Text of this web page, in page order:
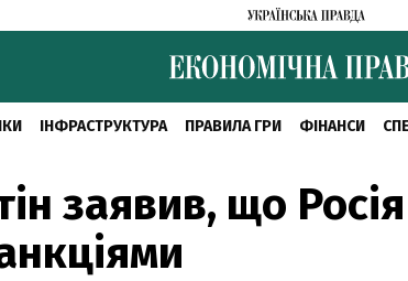
ІНФРАСТРУКТУРА ПРАВИЛА ГРИ ФІНАНСИ
заявив, що